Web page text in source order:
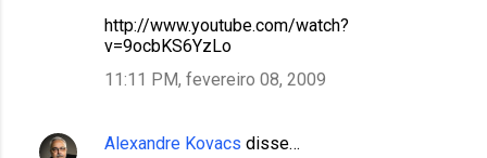
http://www.youtube.com/watch?
v=9ocbKS6YzLo
11:11 PM, fevereiro 08, 2009
Alexandre Kovacs disse…